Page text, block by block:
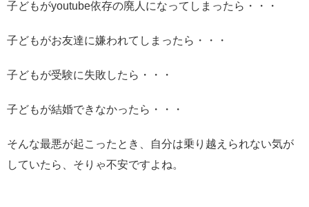
子どもがyoutube依存の廃人になってしまったら・・・
子どもがお友達に嫌われてしまったら・・・
子どもが受験に失敗したら・・・
子どもが結婚できなかったら・・・
そんな最悪が起こったとき、自分は乗り越えられない気が
していたら、そりゃ不安ですよね。